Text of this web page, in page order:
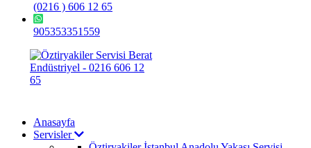
(0216 ) 606 12 65
905353351559
Anasayfa
Servisler